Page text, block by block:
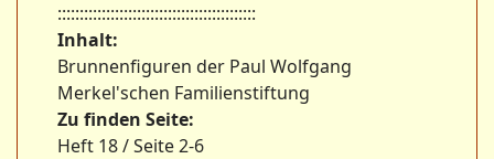
:::::::::::::::::::::::::::::::::::::::::::::
Inhalt:
Brunnenfiguren der Paul Wolfgang
Merkel'schen Familienstiftung
Zu finden Seite:
Heft 18 / Seite 2-6